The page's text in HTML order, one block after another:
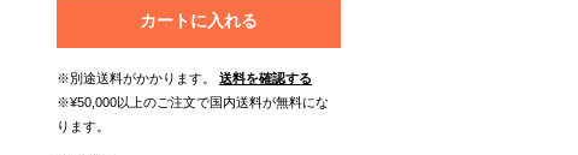
カートに入れる
※別途送料がかかります。
送料を確認する
※¥50,000以上のご注文で国内送料が無料にな
ります。